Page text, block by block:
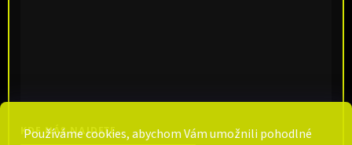
Používáme cookies, abychom Vám umožnili pohodlné
KDE NÁS NAJDETE